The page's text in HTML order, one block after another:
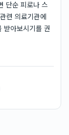
단순 피로나 스
련 의료기관에
받아보시기를 권